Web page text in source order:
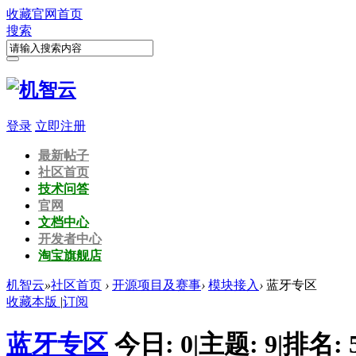
收藏官网首页
搜索
登录 立即注册
最新帖子
社区首页
技术问答
官网
文档中心
开发者中心
淘宝旗舰店
机智云»社区首页 › 开源项目及赛事› 模块接入 › 蓝牙专区
收藏本版 |订阅
蓝牙专区 今日: 0|主题: 9|排名: